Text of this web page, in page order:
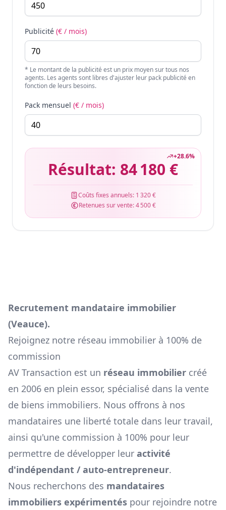
Publicité (€ / mois)
* Le montant de la publicité est un prix moyen sur tous nos
agents. Les agents sont libres d'ajuster leur pack publicité en
fonction de leurs besoins.
Pack mensuel (€ / mois)
+28.6%
Résultat: 84 180 €
Coûts fixes annuels: 1 320 €
Retenues sur vente:4 500 €
Recrutement mandataire immobilier
(Veauce).
Rejoignez notre réseau immobilier à 100% de
commission
AV Transaction est un réseau immobilier créé
en 2006 en plein essor, spécialisé dans la vente
de biens immobiliers. Nous offrons à nos
mandataires une liberté totale dans leur travail,
ainsi qu'une commission à 100% pour leur
permettre de développer leur activité
d'indépendant / auto-entrepreneur.
Nous recherchons des mandataires
immobiliers expérimentés pour rejoindre notre